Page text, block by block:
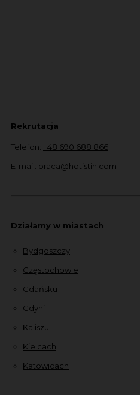
Rekrutacja
Telefon: +48 690 688 866
E-mail: praca@hotistin.com
Działamy w miastach
Bydgoszczy
Częstochowie
Gdańsku
Gdyni
Kaliszu
Kielcach
Katowicach